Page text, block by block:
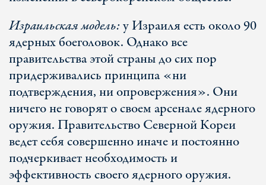
Израильская модель:у Израиля есть около 90
ядерных боеголовок. Однако все
правительства этой страны до сих пор
придерживались принципа «ни
подтверждения, ни опровержения». Они
ничего не говорят о своем арсенале ядерного
оружия. Правительство Северной Кореи
ведет себя совершенно иначе и постоянно
подчеркивает необходимость и
эффективность своего ядерного оружия.